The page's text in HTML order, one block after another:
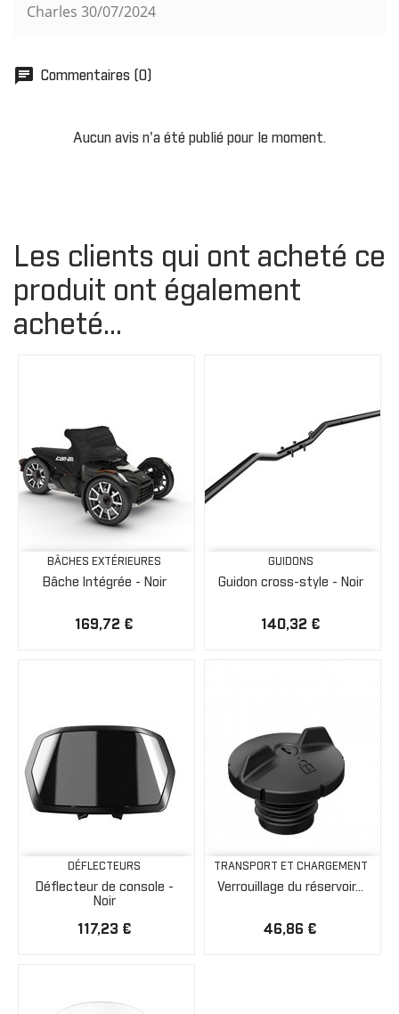
Charles 30/07/2024
chat Commentaires (0)
Aucun avis n'a été publié pour le moment.
Les clients qui ont acheté ce
produit ont également
acheté...
BÂCHES EXTÉRIEURES
Bâche Intégrée - Noir
169,72 €
GUIDONS
Guidon cross-style - Noir
140,32 €
DÉFLECTEURS
Déflecteur de console -
Noir
117,23 €
TRANSPORT ET CHARGEMENT
Verrouillage du réservoir...
46,86 €